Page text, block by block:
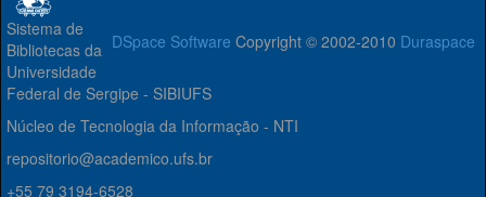
DSpace Software Copyright © 2002-2010 Duraspace
Sistema de
Bibliotecas da
Universidade
Federal de Sergipe - SIBIUFS
Núcleo de Tecnologia da Informação - NTI
repositorio@academico.ufs.br
+55 79 3194-6528